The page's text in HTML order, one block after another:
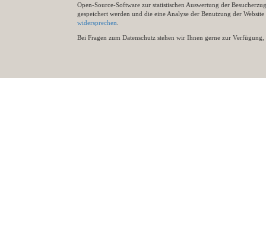
Open-Source-Software zur statistischen Auswertung der
gespeichert werden und die eine Analyse der Benutzung der
widersprechen
Bei Fragen zum Datenschutz stehen wir Ihnen gerne zur